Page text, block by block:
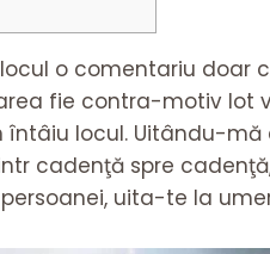
o comentariu doar
fie contra-motiv lot
locul. Uitându-
cadenţă spre
uita-te la